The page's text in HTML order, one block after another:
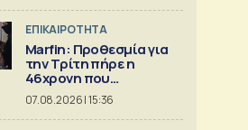
ΕΠΙΚΑΙΡΟΤΗΤΑ
Marfin: Προθεσμία για
την Τρίτη πήρε η
46χρονη που
κατηγορείται για τον
εμπρησμό
07.08.2026 | 15:36